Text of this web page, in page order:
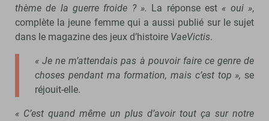
thème de la guerre froide ? ». La réponse est « oui »,
complète la jeune femme qui a aussi publié sur le sujet
dans le magazine des jeux d’histoire VaeVictis.
« Je ne m’attendais pas à pouvoir faire ce genre de
choses pendant ma formation, mais c’est top », se
réjouit-elle.
« C’est quand même un plus d’avoir tout ça sur notre